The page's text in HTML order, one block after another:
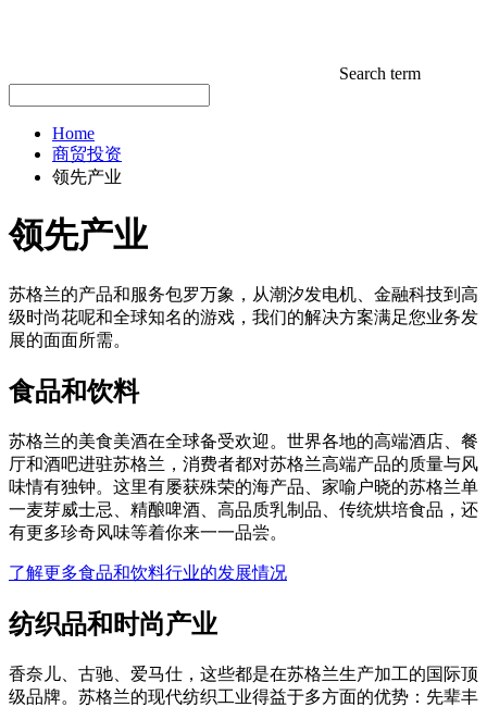
Search term
Home
商贸投资
领先产业
领先产业
苏格兰的产品和服务包罗万象，从潮汐发电机、金融科技到高
级时尚花呢和全球知名的游戏，我们的解决方案满足您业务发
展的面面所需。
食品和饮料
苏格兰的美食美酒在全球备受欢迎。世界各地的高端酒店、餐
厅和酒吧进驻苏格兰，消费者都对苏格兰高端产品的质量与风
味情有独钟。这里有屡获殊荣的海产品、家喻户晓的苏格兰单
一麦芽威士忌、精酿啤酒、高品质乳制品、传统烘培食品，还
有更多珍奇风味等着你来一一品尝。
了解更多食品和饮料行业的发展情况
纺织品和时尚产业
香奈儿、古驰、爱马仕，这些都是在苏格兰生产加工的国际顶
级品牌。苏格兰的现代纺织工业得益于多方面的优势：先辈丰